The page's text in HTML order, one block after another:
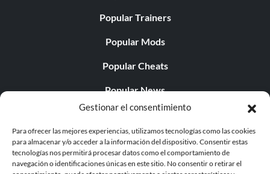
Gestionar el consentimiento
Para ofrecer las mejores experiencias, utilizamos tecnologías como las cookies
para almacenar y/o acceder a la información del dispositivo. Consentir estas
tecnologías nos permitirá procesar datos como el comportamiento de
navegación o identificaciones únicas en este sitio. No consentir o retirar el
Popular Trainers
Popular Mods
Popular Cheats
Popular News
Popular Editorials
Popular Free Games
LATEST UPDATES